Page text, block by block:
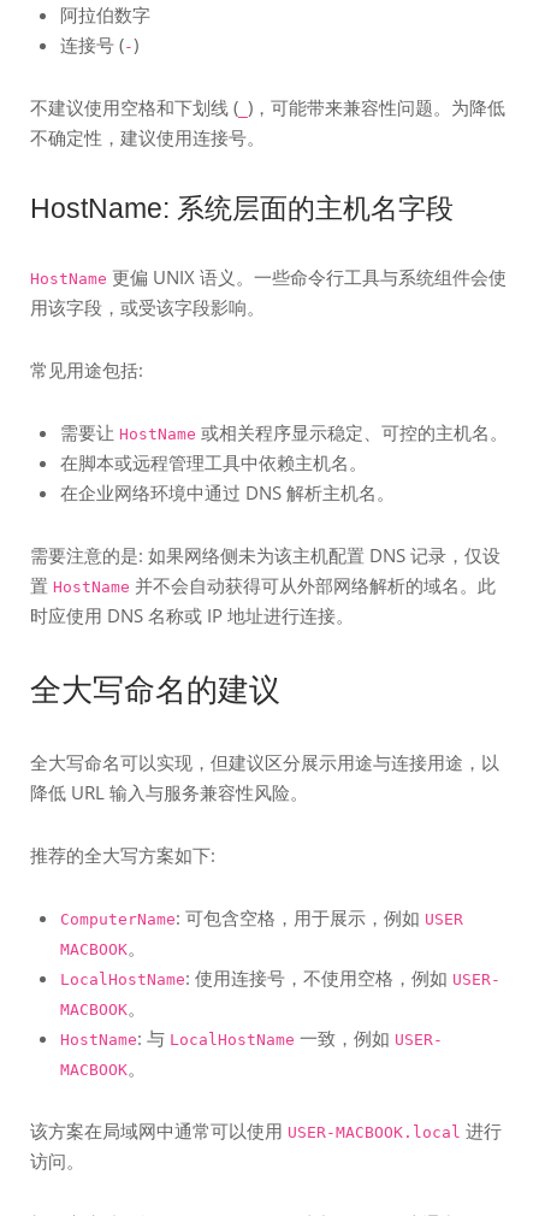
阿拉伯数字
连接号 (-)
不建议使用空格和下划线 ( )，可能带来兼容性问题。为降低
不确定性，建议使用连接号。
HostName: 系统层面的主机名字段
HostName 更偏 UNIX 语义。一些命令行工具与系统组件会使
用该字段，或受该字段影响。
常见用途包括:
需要让 HostName 或相关程序显示稳定、可控的主机名。
在脚本或远程管理工具中依赖主机名。
在企业网络环境中通过 DNS 解析主机名。
需要注意的是: 如果网络侧未为该主机配置 DNS 记录，仅设
置 HostName 并不会自动获得可从外部网络解析的域名。此
时应使用 DNS 名称或 IP 地址进行连接。
全大写命名的建议
全大写命名可以实现，但建议区分展示用途与连接用途，以
降低 URL 输入与服务兼容性风险。
推荐的全大写方案如下:
ComputerName: 可包含空格，用于展示，例如 USER
MACBOOK。
LocalHostName: 使用连接号，不使用空格，例如 USER-
MACBOOK。
HostName: 与 LocalHostName 一致，例如 USER-
MACBOOK。
该方案在局域网中通常可以使用 USER-MACBOOK.local 进行
访问。